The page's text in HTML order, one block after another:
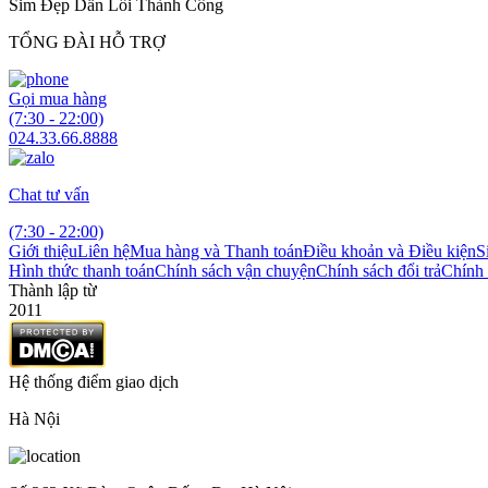
Sim Đẹp Dẫn Lối Thành Công
TỔNG ĐÀI HỖ TRỢ
Gọi mua hàng
(7:30 - 22:00)
024.33.66.8888
Chat tư vấn
(7:30 - 22:00)
Giới thiệuLiên hệMua hàng và Thanh toánĐiều khoản và Điều kiện
Hình thức thanh toánChính sách vận chuyệnChính sách đổi trảChính
Thành lập từ
2011
Hệ thống điểm giao dịch
Hà Nội